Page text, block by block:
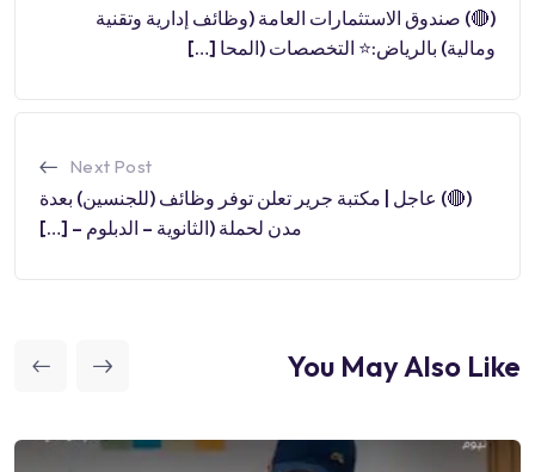
(🔴) صندوق الاستثمارات العامة (وظائف إدارية وتقنية
ومالية) بالرياض:⭐️ التخصصات (المحا […]
Next Post
(🔴) عاجل | مكتبة جرير تعلن توفر وظائف (للجنسين) بعدة
مدن لحملة (الثانوية – الدبلوم – […]
You May Also Like